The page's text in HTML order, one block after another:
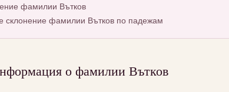
фамилии Вътков
склонение фамилии Вътков по падежам
о фамилии Вътков